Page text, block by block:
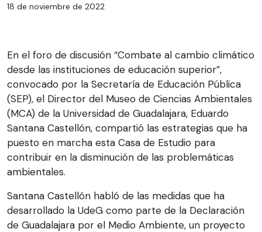
18 de noviembre de 2022
En el foro de discusión “Combate al cambio climático
desde las instituciones de educación superior”,
convocado por la Secretaría de Educación Pública
(SEP), el Director del Museo de Ciencias Ambientales
(MCA) de la Universidad de Guadalajara, Eduardo
Santana Castellón, compartió las estrategias que ha
puesto en marcha esta Casa de Estudio para
contribuir en la disminución de las problemáticas
ambientales.
Santana Castellón habló de las medidas que ha
desarrollado la UdeG como parte de la Declaración
de Guadalajara por el Medio Ambiente, un proyecto